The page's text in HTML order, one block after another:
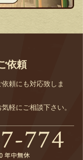
依頼
頼にも対応致しま
軽にご相談下さい。